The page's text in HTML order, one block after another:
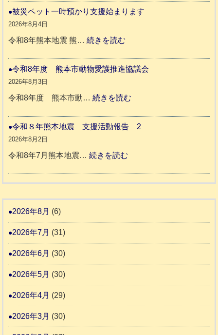
ト
人
ホ
日
記
和
本
支
報
3
被災ペット一時預かり支援始まります
2026年8月4日
令和8年熊本地震 熊…続きを読む
災
ッ
一
り
り
令和8年度 熊本市動物愛護推進協議会
2026年8月3日
令和8年度 熊本市動…続きを読む
和
市
議
令和８年熊本地震 支援活動報告 2
2026年8月2日
令和8年7月熊本地震…続きを読む
和
熊
震
援
2026年8月 (6)
2026年7月 (31)
2026年6月 (30)
2026年5月 (30)
2026年4月 (29)
2026年3月 (30)